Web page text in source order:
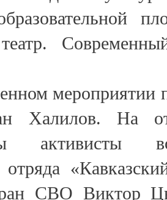
мероприятии
Халилов. На
активисты
отряда
СВО Виктор